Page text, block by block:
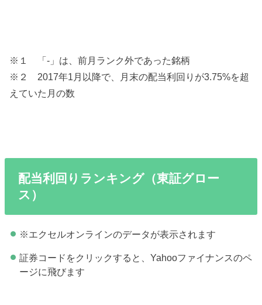
※１ 「-」は、前月ランク外であった銘柄
※２ 2017年1月以降で、月末の配当利回りが3.75%を超
えていた月の数
配当利回りランキング（東証グロー
ス）
※エクセルオンラインのデータが表示されます
証券コードをクリックすると、Yahooファイナンスのペ
ージに飛びます